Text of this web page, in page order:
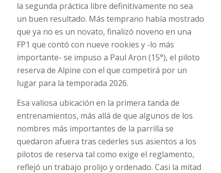
la segunda práctica libre definitivamente no sea
un buen resultado. Más temprano había mostrado
que ya no es un novato, finalizó noveno en una
FP1 que contó con nueve rookies y -lo más
importante- se impuso a Paul Aron (15°), el piloto
reserva de Alpine con el que competirá por un
lugar para la temporada 2026.
Esa valiosa ubicación en la primera tanda de
entrenamientos, más allá de que algunos de los
nombres más importantes de la parrilla se
quedaron afuera tras cederles sus asientos a los
pilotos de reserva tal como exige el reglamento,
reflejó un trabajo prolijo y ordenado. Casi la mitad